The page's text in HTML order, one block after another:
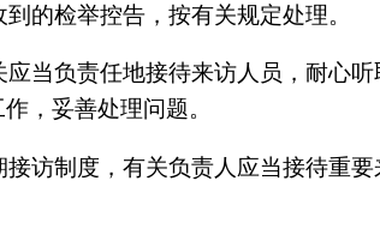
的检举控告，按有关规定处理。
当负责任地接待来访人员，耐心听
，妥善处理问题。
访制度，有关负责人应当接待重